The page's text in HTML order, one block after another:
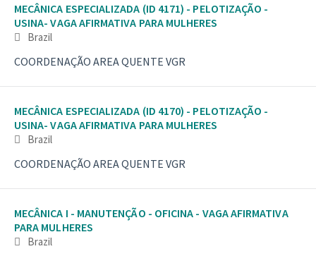
MECÂNICA ESPECIALIZADA (ID 4171) - PELOTIZAÇÃO -
USINA- VAGA AFIRMATIVA PARA MULHERES
Brazil
COORDENAÇÃO AREA QUENTE VGR
MECÂNICA ESPECIALIZADA (ID 4170) - PELOTIZAÇÃO -
USINA- VAGA AFIRMATIVA PARA MULHERES
Brazil
COORDENAÇÃO AREA QUENTE VGR
MECÂNICA I - MANUTENÇÃO - OFICINA - VAGA AFIRMATIVA
PARA MULHERES
Brazil